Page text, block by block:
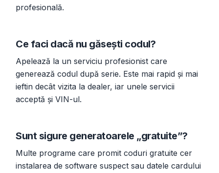
profesională.
Ce faci dacă nu găsești codul?
Apelează la un serviciu profesionist care
generează codul după serie. Este mai rapid și mai
ieftin decât vizita la dealer, iar unele servicii
acceptă și VIN-ul.
Sunt sigure generatoarele „gratuite”?
Multe programe care promit coduri gratuite cer
instalarea de software suspect sau datele cardului